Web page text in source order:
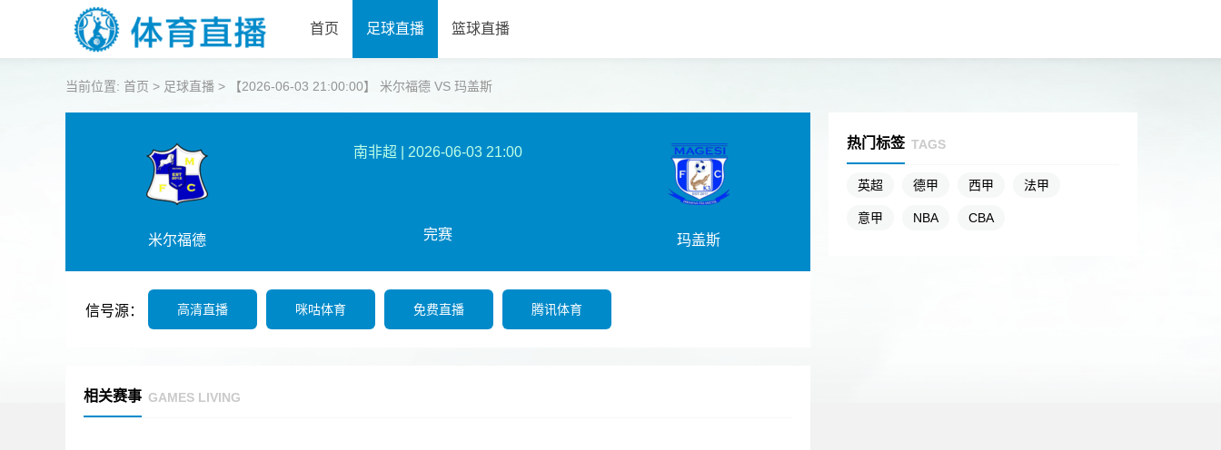
首页 足球直播 篮球直播
当前位置: 首页 > 足球直播 > 【2026-06-03 21:00:00】 米尔福德 VS 玛盖斯
米尔福德
南非超 2026-06-03 21:00
完赛 玛盖斯
信号源： 高清直播 咪咕体育 免费直播 腾讯体育
相关赛事 GAMES LIVING
热门标签 TAGS
英超 德甲 西甲 法甲
意甲 NBA CBA